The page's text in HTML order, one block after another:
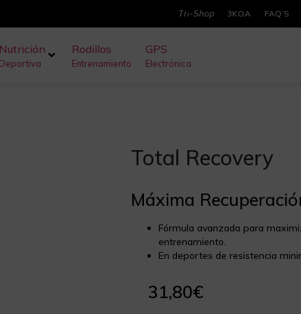
Tri-Shop 3KOA FAQ’S
Nutrición
Deportiva
Rodillos
Entrenamiento
GPS
Electrónica
Total Recovery
Máxima
Fórmula avanzada para
entrenamiento.
En deportes de resistencia
31,80€